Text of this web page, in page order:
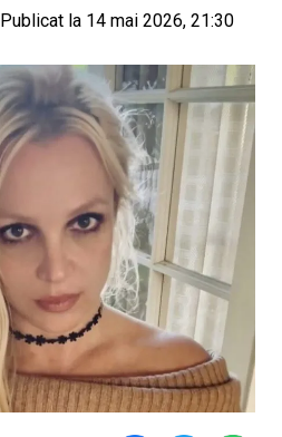
Publicat la 14 mai 2026, 21:30